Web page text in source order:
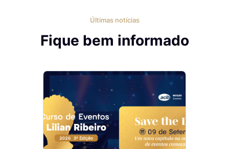
Últimas notícias
Fique bem informado